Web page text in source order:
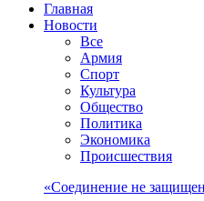
Главная
Новости
Все
Армия
Спорт
Культура
Общество
Политика
Экономика
Происшествия
«Соединение не